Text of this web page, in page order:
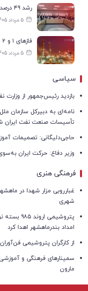
5 مرداد 1405 - ۱۴:۲۹
5 مرداد 1405 - ۱۴:۱۴
سیاسی
بازدید رئیس‌جمهور از
نامه‌ای به دبیرکل سازمان
تأسیسات صنعت نفت ایران
حاجی‌دلیگانی: تصمیمات
وزیر دفاع: حرکت ایران
فرهنگی هنری
غبارروبی مزار شهدا در
شهری
امداد بندرماهشهر اهدا کرد
از کارگران پتروشیمی
سمینارهای فرهنگی و
مارون